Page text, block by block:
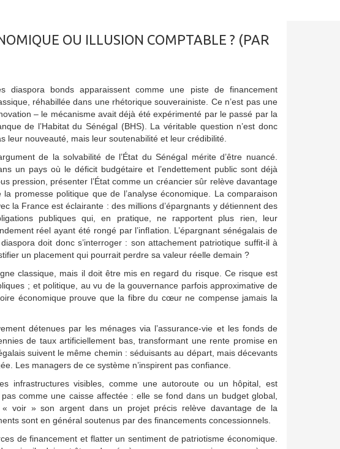
OU ILLUSION COMPTABLE ? (PAR
diaspora bonds apparaissent comme une piste de financement
réhabillée dans une rhétorique souverainiste. Ce n’est pas une
– le mécanisme avait déjà été expérimenté par le passé par la
de l’Habitat du Sénégal (BHS). La véritable question n’est donc
leur nouveauté, mais leur soutenabilité et leur crédibilité.
de la solvabilité de l’État du Sénégal mérite d’être nuancé.
un pays où le déficit budgétaire et l’endettement public sont déjà
pression, présenter l’État comme un créancier sûr relève davantage
la promesse politique que de l’analyse économique. La comparaison
la France est éclairante : des millions d’épargnants y détiennent des
publiques qui, en pratique, ne rapportent plus rien, leur
réel ayant été rongé par l’inflation. L’épargnant sénégalais de
doit donc s’interroger : son attachement patriotique suffit-il à
un placement qui pourrait perdre sa valeur réelle demain ?
classique, mais il doit être mis en regard du risque. Ce risque est
; et politique, au vu de la gouvernance parfois approximative de
économique prouve que la fibre du cœur ne compense jamais la
détenues par les ménages via l’assurance-vie et les fonds de
de taux artificiellement bas, transformant une rente promise en
suivent le même chemin : séduisants au départ, mais décevants
Les managers de ce système n’inspirent pas confiance.
infrastructures visibles, comme une autoroute ou un hôpital, est
comme une caisse affectée : elle se fond dans un budget global,
voir » son argent dans un projet précis relève davantage de la
sont en général soutenus par des financements concessionnels.
de financement et flatter un sentiment de patriotisme économique.